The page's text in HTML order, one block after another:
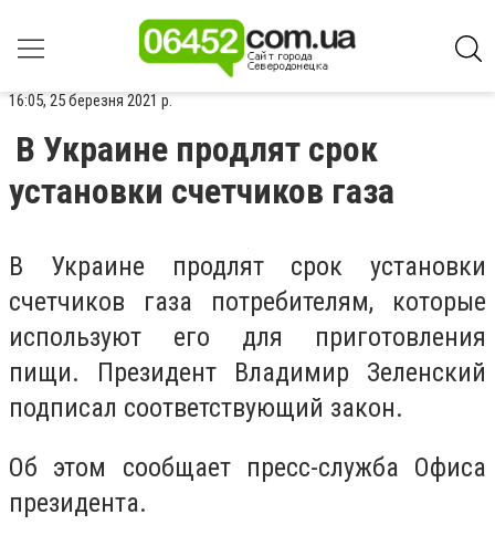
16:05, 25 березня 2021 р.
В Украине продлят срок
установки счетчиков газа
В Украине продлят срок установки
счетчиков газа потребителям, которые
используют его для приготовления
пищи. Президент Владимир Зеленский
подписал соответствующий закон.
Об этом сообщает пресс-служба Офиса
президента.